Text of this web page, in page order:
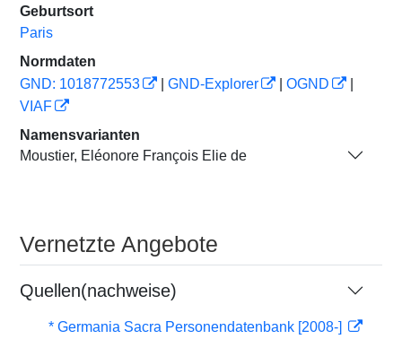
Geburtsort
Paris
Normdaten
GND: 1018772553
GND-Explorer OGND
VIAF
Namensvarianten
Moustier, Eléonore François Elie de
Vernetzte Angebote
Quellen(nachweise)
* Germania Sacra Personendatenbank [2008-]